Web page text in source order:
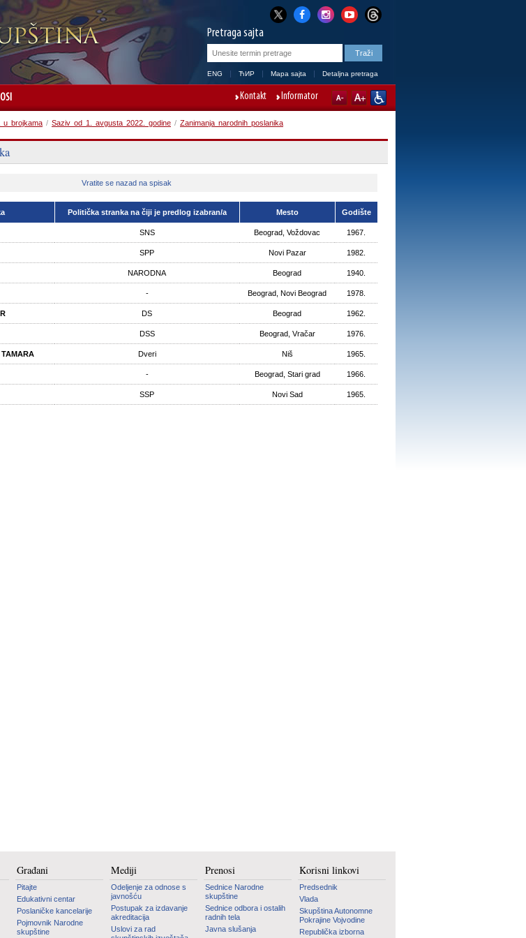
Pretraga sajta
ENG ЋИР Mapa sajta Detaljna pretraga
Kontakt Informator
u brojkama / Saziv od 1. avgusta 2022. godine / Zanimanja narodnih poslanika
Vratite se nazad na spisak
Politička stranka na čiji je predlog izabran/a Mesto Godište
SNS Beograd, Voždovac 1967.
SPP Novi Pazar 1982.
NARODNA Beograd 1940.
- Beograd, Novi Beograd 1978.
DS Beograd 1962.
DSS Beograd, Vračar 1976.
Dveri Niš 1965.
- Beograd, Stari grad 1966.
SSP Novi Sad 1965.
Građani
Pitajte
Edukativni centar
Poslaničke kancelarije
Pojmovnik Narodne
skupštine
Mediji
Odeljenje za odnose s
javnošću
Postupak za izdavanje
akreditacija
Uslovi za rad
Prenosi
Sednice Narodne
skupštine
Sednice odbora i ostalih
radnih tela
Javna slušanja
Korisni linkovi
Predsednik
Vlada
Skupština Autonomne
Pokrajine Vojvodine
Republička izborna